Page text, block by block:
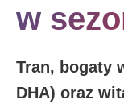
w
Tran, bogaty
DHA) oraz